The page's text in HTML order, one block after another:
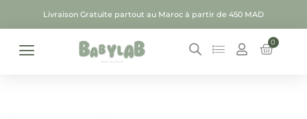
Livraison Gratuite partout au Maroc à partir de 450 MAD
0